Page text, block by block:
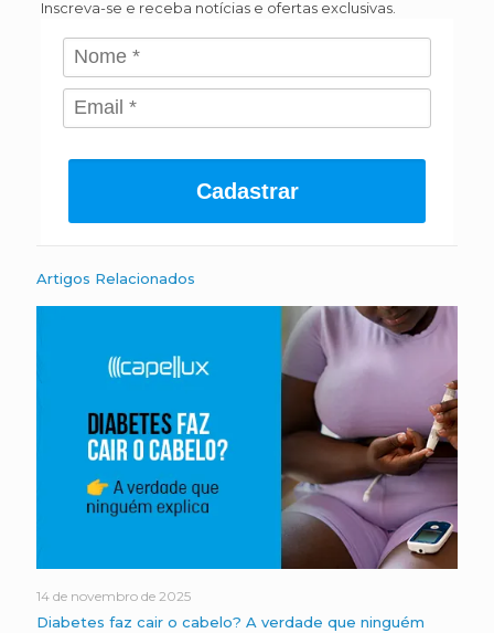
Inscreva-se e receba notícias e ofertas exclusivas.
Cadastrar
Artigos Relacionados
14 de novembro de 2025
Diabetes faz cair o cabelo? A verdade que ninguém